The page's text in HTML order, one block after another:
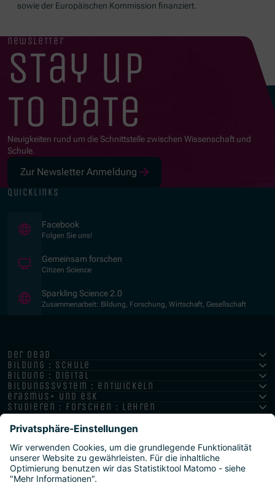
sowie der Europäischen Kommission finanziert.
newsletter
stay up
to date
Neuigkeiten rund um die Schnittstelle zwischen Wissenschaft und
Schule.
Zur Newsletter Anmeldung
quicklinks
Facebook
Folgen Sie uns!
Gemeinsam forschen
Citizen Science
Sparkling Science 2.0
Zusammenarbeit: Bildung, Forschung, Wirtschaft, Gesellschaft
der oead
bildung : schule
bildung : digital
bildungssystem : entwickeln
erasmus+ und esk
studieren : forschen : lehren
hochschule : strategie : international